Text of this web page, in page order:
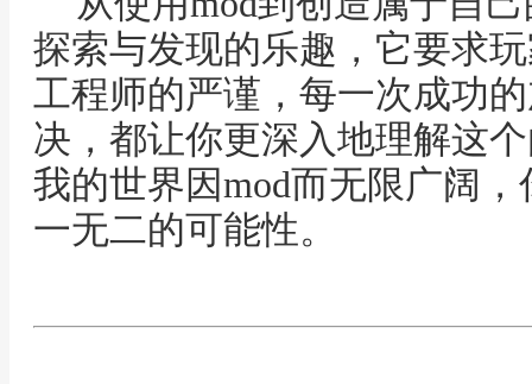
探索与发现的乐趣，它要求
工程师的严谨，每一次成功
决，都让你更深入地理解这
我的世界因mod而无限广阔
一无二的可能性。